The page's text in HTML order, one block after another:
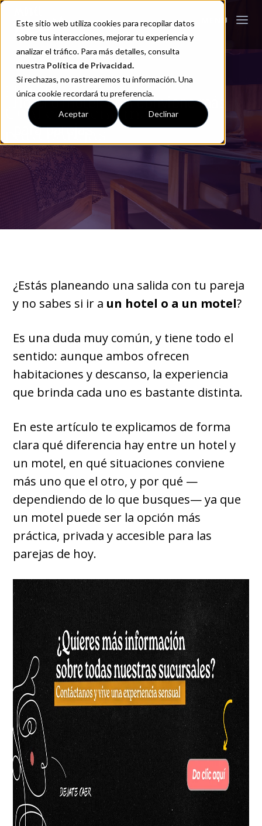
Este sitio web utiliza cookies para recopilar datos
sobre tus interacciones, mejorar tu experiencia y
analizar el tráfico. Para más detalles, consulta
nuestra Política de Privacidad.
Si rechazas, no rastrearemos tu información. Una
única cookie recordará tu preferencia.
Aceptar Declinar
Hotel o motel: cuál conviene más
para parejas
¿Estás planeando una salida con tu pareja
y no sabes si ir a un hotel o a un motel?
Es una duda muy común, y tiene todo el
sentido: aunque ambos ofrecen
habitaciones y descanso, la experiencia
que brinda cada uno es bastante distinta.
En este artículo te explicamos de forma
clara qué diferencia hay entre un hotel y
un motel, en qué situaciones conviene
más uno que el otro, y por qué —
dependiendo de lo que busques— ya que
un motel puede ser la opción más
práctica, privada y accesible para las
parejas de hoy.